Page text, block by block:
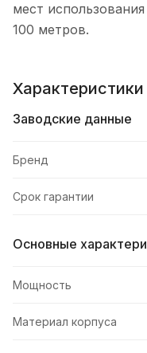
мест
100 метров.
Характеристики
Заводские данные
Бренд
Срок гарантии
Основные
Мощность
Материал корпуса